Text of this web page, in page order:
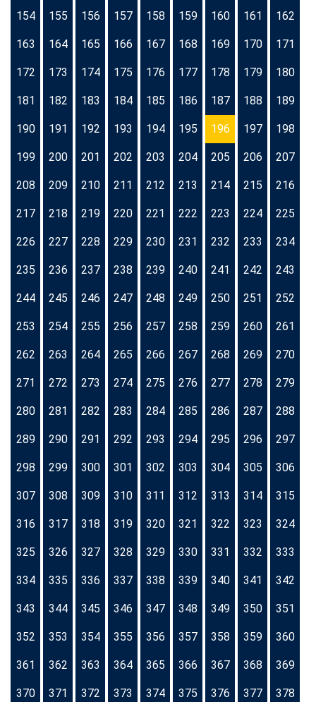
154 155 156 157 158 159 160 161 162
163 164 165 166 167 168 169 170 171
172 173 174 175 176 177 178 179 180
181 182 183 184 185 186 187 188 189
190 191 192 193 194 195 196 197 198
199 200 201 202 203 204 205 206 207
208 209 210 211 212 213 214 215 216
217 218 219 220 221 222 223 224 225
226 227 228 229 230 231 232 233 234
235 236 237 238 239 240 241 242 243
244 245 246 247 248 249 250 251 252
253 254 255 256 257 258 259 260 261
262 263 264 265 266 267 268 269 270
271 272 273 274 275 276 277 278 279
280 281 282 283 284 285 286 287 288
289 290 291 292 293 294 295 296 297
298 299 300 301 302 303 304 305 306
307 308 309 310 311 312 313 314 315
316 317 318 319 320 321 322 323 324
325 326 327 328 329 330 331 332 333
334 335 336 337 338 339 340 341 342
343 344 345 346 347 348 349 350 351
352 353 354 355 356 357 358 359 360
361 362 363 364 365 366 367 368 369
370 371 372 373 374 375 376 377 378